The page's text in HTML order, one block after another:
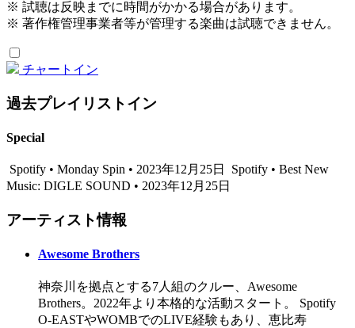
※ 試聴は反映までに時間がかかる場合があります。
※ 著作権管理事業者等が管理する楽曲は試聴できません。
チャートイン
過去プレイリストイン
Special
Spotify • Monday Spin • 2023年12月25日
Spotify • Best New
Music: DIGLE SOUND • 2023年12月25日
アーティスト情報
Awesome Brothers
神奈川を拠点とする7人組のクルー、Awesome
Brothers。2022年より本格的な活動スタート。 Spotify
O-EASTやWOMBでのLIVE経験もあり、恵比寿